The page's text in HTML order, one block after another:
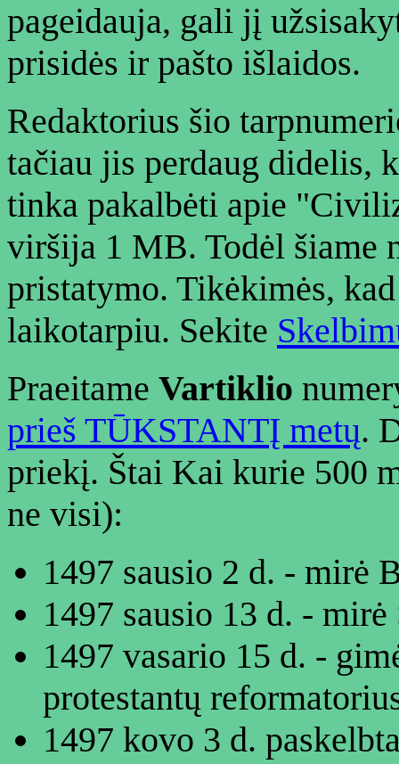
pageidauja, gali jį
prisidės ir pašto išlaidos.
Redaktorius šio
tačiau jis perdaug didelis,
tinka pakalbėti apie
viršija 1 MB. Todėl šiame
pristatymo. Tikėkimės,
laikotarpiu. Sekite
Praeitame Vartiklio
prieš TŪKSTANTĮ metų.
priekį. Štai Kai kurie 500
ne visi):
1497 sausio 2 d. - mirė
1497 sausio 13 d. -
1497 vasario 15 d. -
protestantų
1497 kovo 3 d.